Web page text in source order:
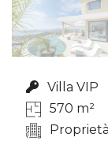
Villa VIP
570 m²